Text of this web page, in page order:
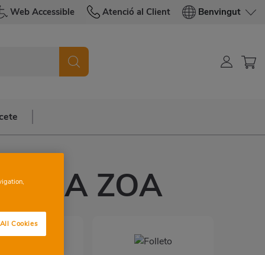
Web Accessible Atenció al Client Benvingut
ZOA
Cookies